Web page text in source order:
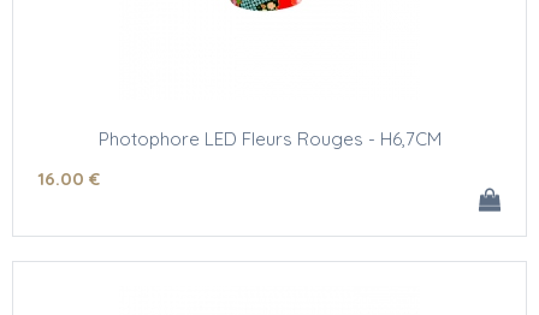
Photophore LED Fleurs Rouges - H6,7CM
16.00 €